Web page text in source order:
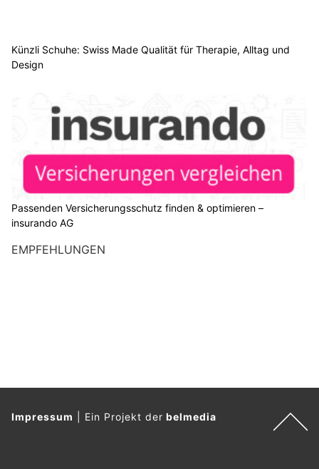
Künzli Schuhe: Swiss Made Qualität für Therapie, Alltag und
Design
Passenden Versicherungsschutz finden & optimieren –
insurando AG
EMPFEHLUNGEN
Impressum Ein Projekt derbelmedia